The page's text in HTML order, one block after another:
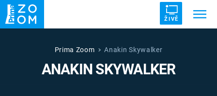
ŽIVĚ
ZRÁDCI UFO DRUHÁ SVĚTOVÁ VÁLKA
VETŘELCI DÁVNOVĚKU
Prima Zoom Anakin Skywalker
ANAKIN SKYWALKER